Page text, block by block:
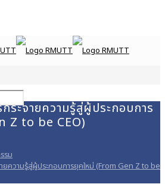
ระจายความรู้สู่ผู้ประกอบการ
Z to be CEO)
รม
ยความรู้สู่ผู้ประกอบการยุคใหม่ (From Gen Z to be